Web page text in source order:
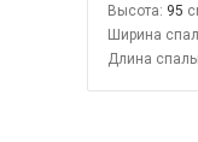
Высота: 95
Ширина
Длина